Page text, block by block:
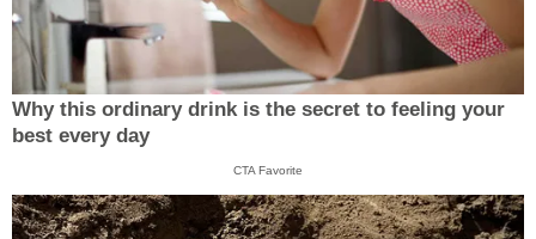
Why this ordinary drink is the secret to feeling your
best every day
CTA Favorite